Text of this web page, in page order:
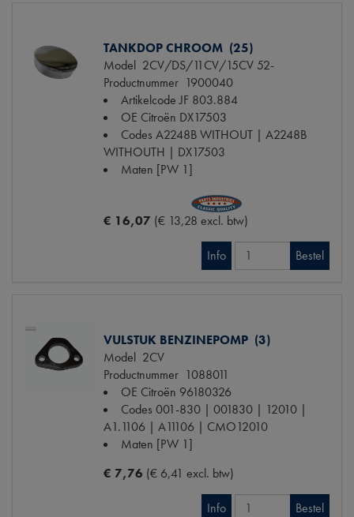
TANKDOP CHROOM (25)
Model 2CV/DS/11CV/15CV 52-
Productnummer 1900040
Artikelcode JF 803.884
OE Citroën DX17503
Codes A2248B WITHOUT | A2248B
WITHOUTH | DX17503
Maten [PW 1]
€ 16,07 (€ 13,28 excl. btw)
Info Bestel
VULSTUK BENZINEPOMP (3)
Model 2CV
Productnummer 1088011
OE Citroën 96180326
Codes 001-830 | 001830 | 12010 |
A1.1106 | A11106 | CMO12010
Maten [PW 1]
€ 7,76 (€ 6,41 excl. btw)
Info Bestel